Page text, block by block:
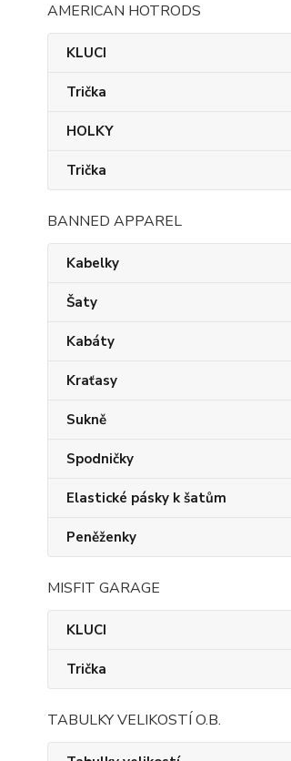
AMERICAN HOTRODS
KLUCI
Trička
HOLKY
Trička
BANNED APPAREL
Kabelky
Šaty
Kabáty
Kraťasy
Sukně
Spodničky
Elastické pásky k šatům
Peněženky
MISFIT GARAGE
KLUCI
Trička
TABULKY VELIKOSTÍ O.B.